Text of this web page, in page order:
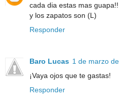
cada dia estas mas guapa!!
y los zapatos son (L)
Responder
Baro Lucas 1 de marzo
¡Vaya ojos que te gastas!
Responder